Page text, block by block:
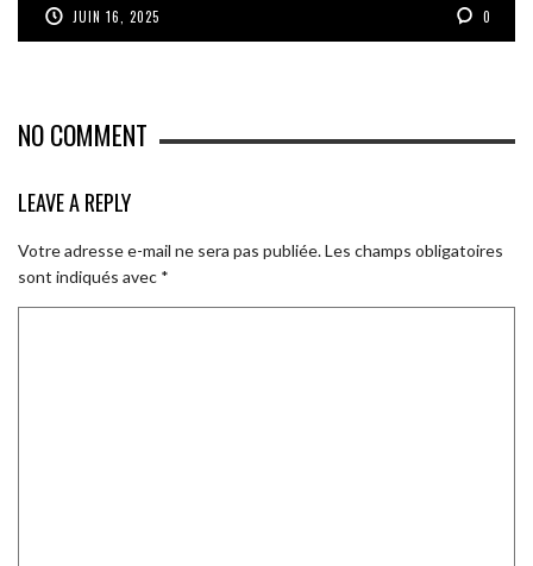
JUIN 16, 2025 0
NO COMMENT
LEAVE A REPLY
Votre adresse e-mail ne sera pas publiée.Les champs obligatoires
sont indiqués avec *